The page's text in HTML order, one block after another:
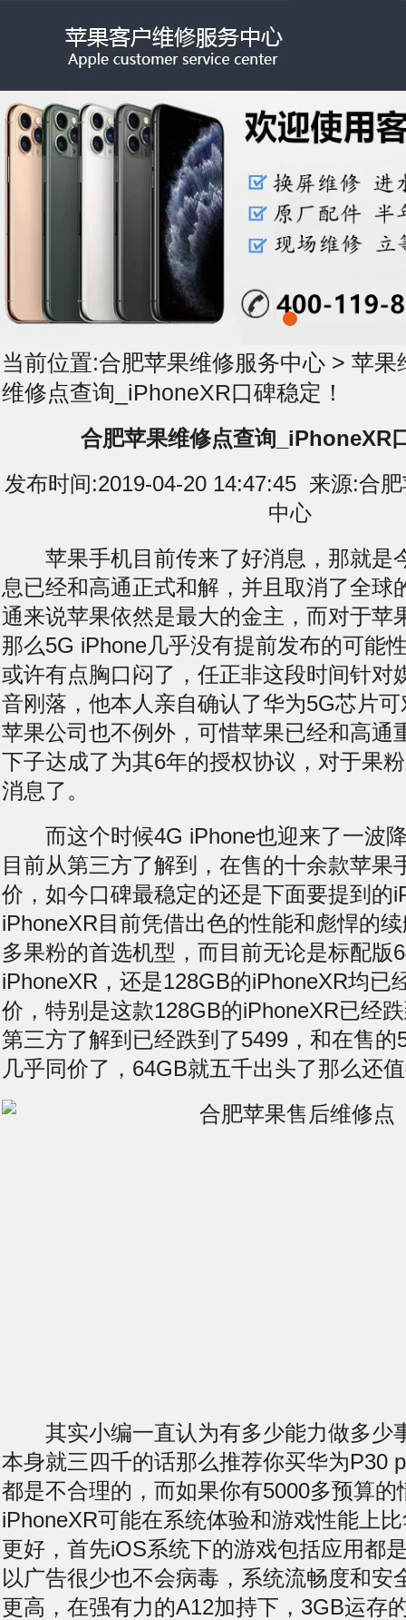
当前位置:合肥苹果维修服务中心 > 苹果
维修点查询_iPhoneXR口碑稳定！
合肥苹果维修点查询_iPhoneXR
发布时间:2019-04-20 14:47:45 来源:合
中心
苹果手机目前传来了好消息，那就是
息已经和高通正式和解，并且取消了全球
通来说苹果依然是最大的金主，而对于苹
那么5G iPhone几乎没有提前发布的可能
或许有点胸口闷了，任正非这段时间针对
音刚落，他本人亲自确认了华为5G芯片
苹果公司也不例外，可惜苹果已经和高通
下子达成了为其6年的授权协议，对于果
消息了。
而这个时候4G iPhone也迎来了一波
目前从第三方了解到，在售的十余款苹果
价，如今口碑最稳定的还是下面要提到的
iPhoneXR目前凭借出色的性能和彪悍的
多果粉的首选机型，而目前无论是标配版
iPhoneXR，还是128GB的iPhoneXR均已
价，特别是这款128GB的iPhoneXR已经
第三方了解到已经跌到了5499，和在售的
几乎同价了，64GB就五千出头了那么还
其实小编一直认为有多少能力做多少
本身就三四千的话那么推荐你买华为P30
都是不合理的，而如果你有5000多预算的
iPhoneXR可能在系统体验和游戏性能上
更好，首先iOS系统下的游戏包括应用都
以广告很少也不会病毒，系统流畅度和安
更高，在强有力的A12加持下，3GB运存